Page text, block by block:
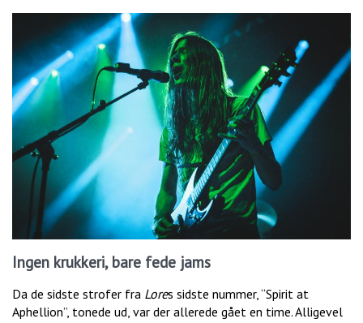
Ingen krukkeri, bare fede jams
Da de sidste strofer fra Lores sidste nummer, “Spirit at
Aphellion”, tonede ud, var der allerede gået en time. Alligevel